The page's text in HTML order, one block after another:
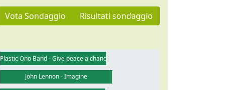
Vota Sondaggio Risultati sondaggio
Plastic Ono Band - Give peace a chance
John Lennon - Imagine